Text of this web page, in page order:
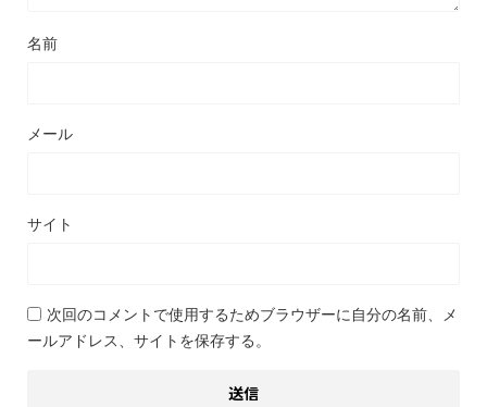
名前
メール
サイト
次回のコメントで使用するためブラウザーに自分の名前、メ
ールアドレス、サイトを保存する。